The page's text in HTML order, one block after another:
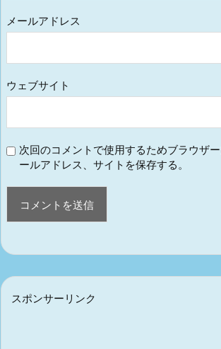
メールアドレス
ウェブサイト
次回のコメントで使用するためブラウザ
ールアドレス、サイトを保存する。
スポンサーリンク